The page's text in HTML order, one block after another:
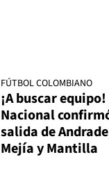
FÚTBOL COLOMBIANO
¡A buscar equipo!
Nacional
salida de
Mejía y Mantilla